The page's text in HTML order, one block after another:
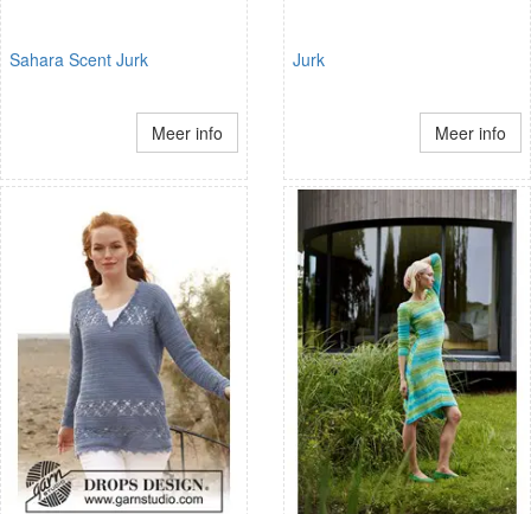
Sahara Scent Jurk
Meer info
Jurk
Meer info